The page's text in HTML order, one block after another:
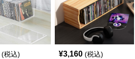
(税込) ¥3,160 (税込)